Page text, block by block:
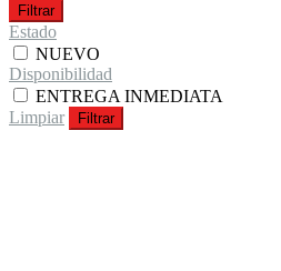
Filtrar
Estado
NUEVO
Disponibilidad
ENTREGA INMEDIATA
Limpiar
Filtrar